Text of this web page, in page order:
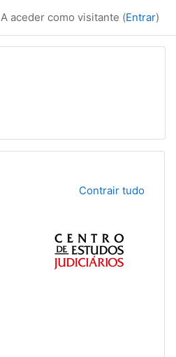
A aceder como visitante (Entrar)
Contrair tudo